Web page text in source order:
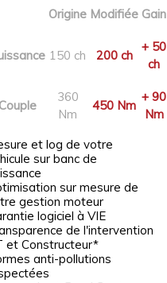
Origine Modifiée Gain
150 ch 200 ch
+ 50
ch
Couple
360
Nm
450 Nm
+ 90
Nm
et log de votre
sur banc de
sur mesure de
gestion moteur
logiciel à VIE
de l'intervention
et Constructeur*
anti-pollutions